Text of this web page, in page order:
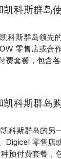
凯科斯群岛
科斯群岛领先
零售店或合
费套餐，包含
凯科斯群岛
科斯群岛的另
Digicel 零售店
预付费套餐，